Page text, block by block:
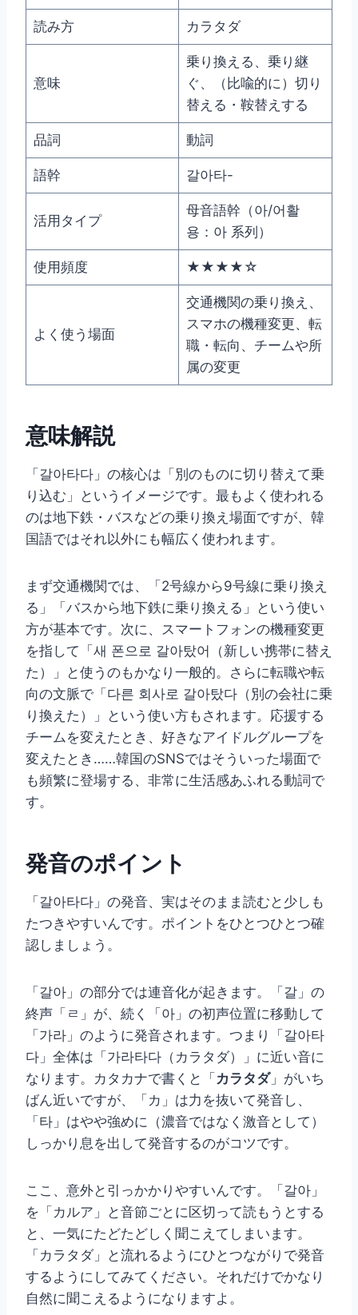
読み方 カラタダ
意味
乗り換える、乗り継
ぐ、（比喩的に）切り
替える・鞍替えする
品詞 動詞
語幹 갈아타-
活用タイプ
母音語幹（아/어활
용：아 系列）
使用頻度 ★★★★☆
よく使う場面
交通機関の乗り換え、
スマホの機種変更、転
職・転向、チームや所
属の変更
意味解説
「갈아타다」の核心は「別のものに切り替えて乗
り込む」というイメージです。最もよく使われる
のは地下鉄・バスなどの乗り換え場面ですが、韓
国語ではそれ以外にも幅広く使われます。
まず交通機関では、「2号線から9号線に乗り換え
る」「バスから地下鉄に乗り換える」という使い
方が基本です。次に、スマートフォンの機種変更
を指して「새 폰으로 갈아탔어（新しい携帯に替え
た）」と使うのもかなり一般的。さらに転職や転
向の文脈で「다른 회사로 갈아탔다（別の会社に乗
り換えた）」という使い方もされます。応援する
チームを変えたとき、好きなアイドルグループを
変えたとき……韓国のSNSではそういった場面で
も頻繁に登場する、非常に生活感あふれる動詞で
す。
発音のポイント
「갈아타다」の発音、実はそのまま読むと少しも
たつきやすいんです。ポイントをひとつひとつ確
認しましょう。
「갈아」の部分では連音化が起きます。「갈」の
終声「ㄹ」が、続く「아」の初声位置に移動して
「가라」のように発音されます。つまり「갈아타
다」全体は「가라타다（カラタダ）」に近い音に
なります。カタカナで書くと「カラタダ」がいち
ばん近いですが、「カ」は力を抜いて発音し、
「타」はやや強めに（濃音ではなく激音として）
しっかり息を出して発音するのがコツです。
ここ、意外と引っかかりやすいんです。「갈아」
を「カルア」と音節ごとに区切って読もうとする
と、一気にたどたどしく聞こえてしまいます。
「カラタダ」と流れるようにひとつながりで発音
するようにしてみてください。それだけでかなり
自然に聞こえるようになりますよ。